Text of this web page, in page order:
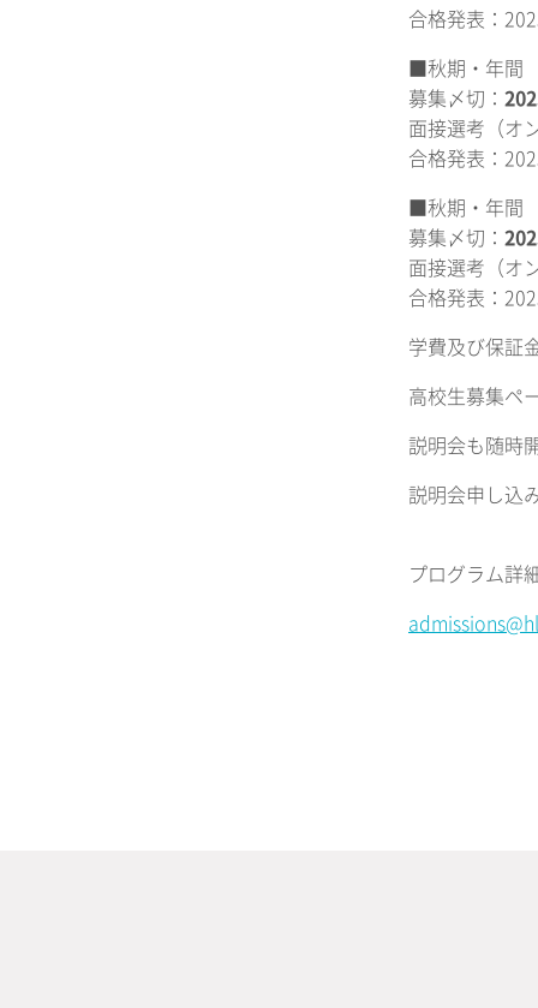
合格発表：
■秋期・年間
募集〆切：
面接選考（オ
合格発表：
■秋期・年間
募集〆切：
面接選考（オ
合格発表：
学費及び保証
高校生募集ペ
説明会も随時
説明会申し込
プログラム詳